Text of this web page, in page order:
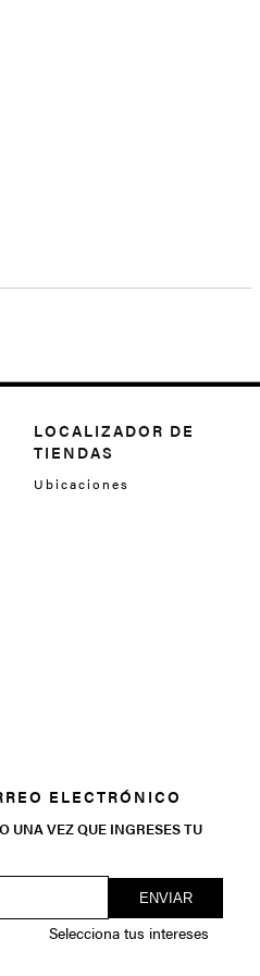
LOCALIZADOR DE
TIENDAS
Ubicaciones
ELECTRÓNICO
UNA VEZ QUE INGRESES TU
Selecciona tus intereses